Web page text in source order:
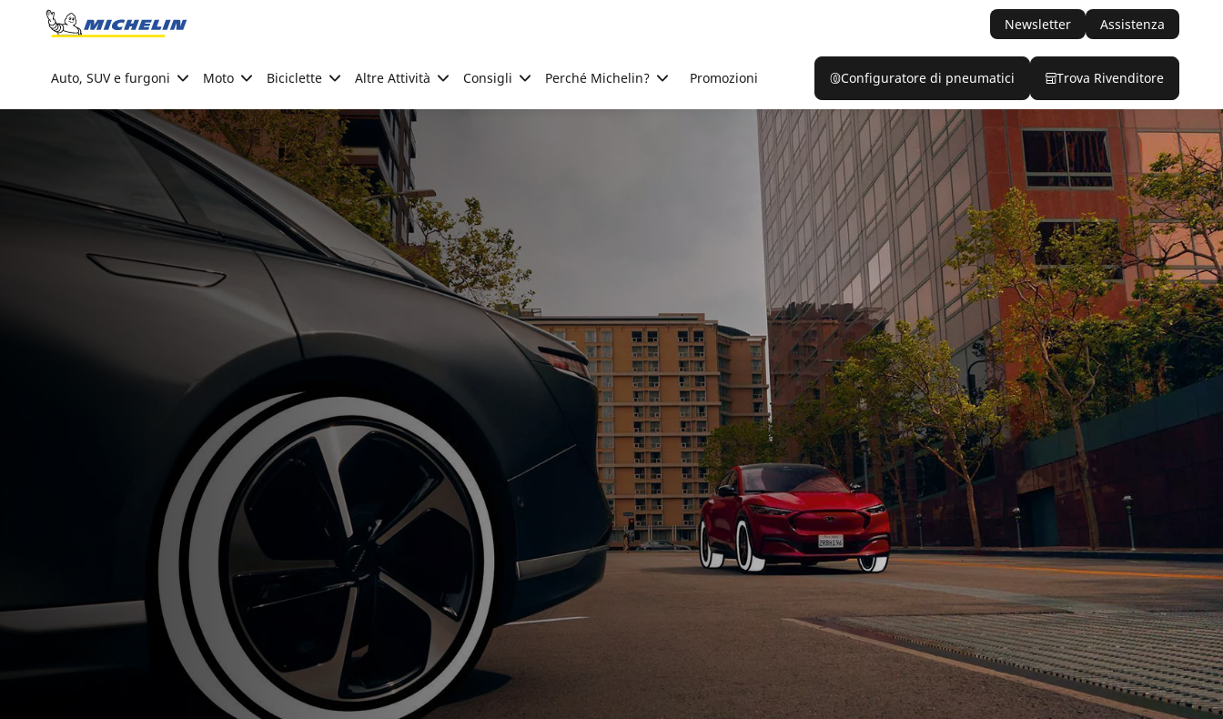
Go to page content
Newsletter Assistenza
Auto, SUV e furgoni Moto Biciclette Altre Attività Consigli Perché Michelin? Promozioni Configuratore di pneumatici Trova Rivenditore